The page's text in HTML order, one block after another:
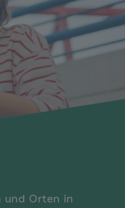
und Orten in